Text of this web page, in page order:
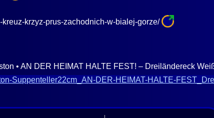
krzyz-prus-zachodnich-w-bialej-gorze/
• AN DER HEIMAT HALTE FEST! – Dreiländereck
Suppenteller22cm_AN-DER-HEIMAT-HALTE-